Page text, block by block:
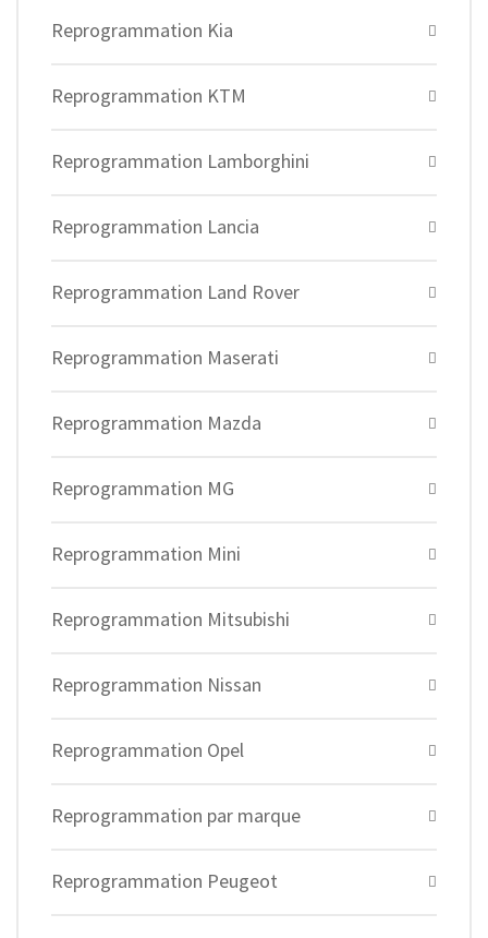
Reprogrammation Kia
Reprogrammation KTM
Reprogrammation Lamborghini
Reprogrammation Lancia
Reprogrammation Land Rover
Reprogrammation Maserati
Reprogrammation Mazda
Reprogrammation MG
Reprogrammation Mini
Reprogrammation Mitsubishi
Reprogrammation Nissan
Reprogrammation Opel
Reprogrammation par marque
Reprogrammation Peugeot